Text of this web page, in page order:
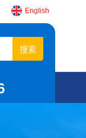
English